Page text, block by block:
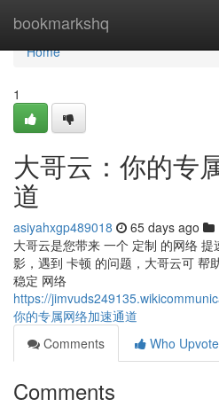
bookmarkshq
Home
Home
1
大哥云：你的专
道
asiyahxgp489018 65 days ago
大哥云是您带来 一个 定制 的网络
影，遇到 卡顿 的问题，大哥云可 帮
稳定 网络
https://
你的专属网络加速通道
Comments
Who
Comments